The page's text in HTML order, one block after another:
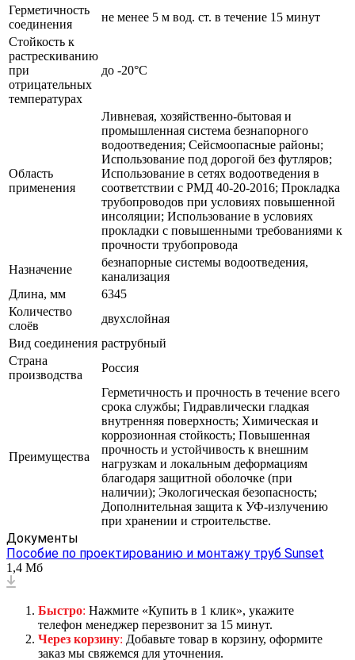
Герметичность
соединения
не менее 5 м вод. ст. в течение 15 минут
Стойкость к
растрескиванию
при
отрицательных
температурах
до -20°C
Область
применения
Ливневая, хозяйственно-бытовая и
промышленная система безнапорного
водоотведения; Сейсмоопасные районы;
Использование под дорогой без футляров;
Использование в сетях водоотведения в
соответствии с РМД 40-20-2016; Прокладка
трубопроводов при условиях повышенной
инсоляции; Использование в условиях
прокладки с повышенными требованиями к
прочности трубопровода
Назначение
безнапорные системы водоотведения,
канализация
Длина, мм
6345
Количество
слоёв
двухслойная
Вид соединения раструбный
Страна
производства
Россия
Преимущества
Герметичность и прочность в течение всего
срока службы; Гидравлически гладкая
внутренняя поверхность; Химическая и
коррозионная стойкость; Повышенная
прочность и устойчивость к внешним
нагрузкам и локальным деформациям
благодаря защитной оболочке (при
наличии); Экологическая безопасность;
Дополнительная защита к УФ-излучению
при хранении и строительстве.
Документы
Пособие по проектированию и монтажу труб Sunset
1,4 Мб
Быстро: Нажмите «Купить в 1 клик», укажите
телефон менеджер перезвонит за 15 минут.
Через корзину: Добавьте товар в корзину, оформите
заказ мы свяжемся для уточнения.